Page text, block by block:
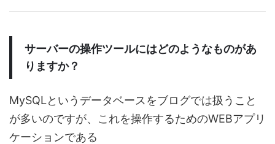
サーバーの操作ツールにはどのようなものがあ
りますか？
MySQLというデータベースをブログでは扱うこと
が多いのですが、これを操作するためのWEBアプリ
ケーションである